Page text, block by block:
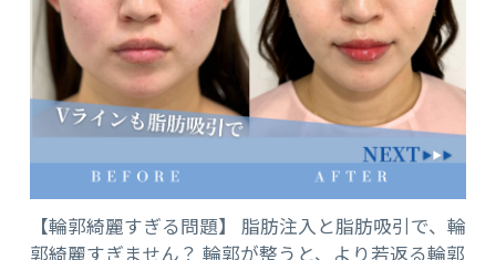
【輪郭綺麗すぎる問題】 脂肪注入と脂肪吸引で、輪
郭綺麗すぎません？ 輪郭が整うと、より若返る輪郭